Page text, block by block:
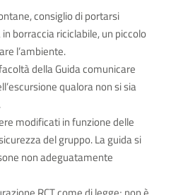
consiglio di portarsi
borraccia riciclabile, un piccolo
l’ambiente.
della Guida comunicare
qualora non si sia
modificati in funzione delle
del gruppo. La guida si
non adeguatamente